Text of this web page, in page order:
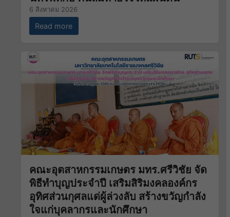
6 สิงหาคม 2026
Read more
คณะอุตสาหกรรมเกษตร มทร.ศรีวิชัย จัด
พิธีทำบุญประจำปี เสริมสิริมงคลองค์กร
อุทิศส่วนกุศลแด่ผู้ล่วงลับ สร้างขวัญกำลัง
ใจแก่บุคลากรและนักศึกษา